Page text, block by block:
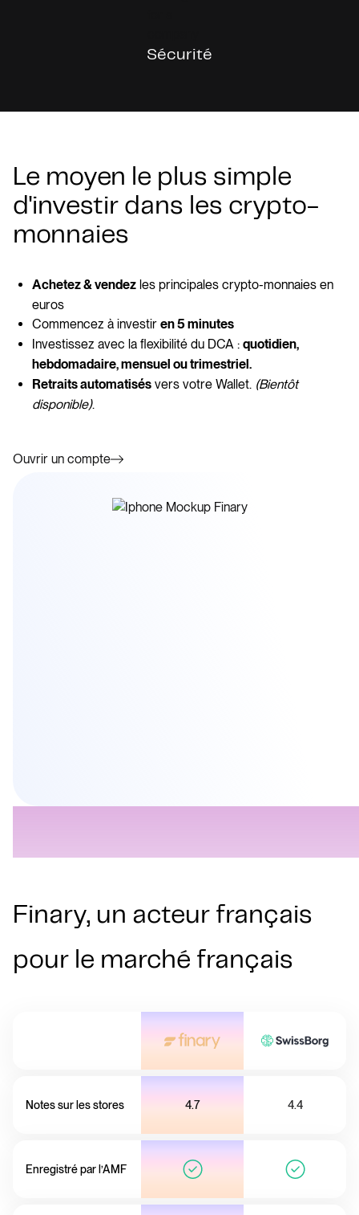
Sécurité
Le moyen le plus simple
d'investir dans les crypto-
monnaies
Achetez & vendez les principales crypto-monnaies en
euros
Commencez à investir en 5 minutes
Investissez avec la flexibilité du DCA : quotidien,
hebdomadaire, mensuel ou trimestriel.
Retraits automatisés vers votre Wallet. (Bientôt
disponible).
Ouvrir un compte
Finary, un acteur français
pour le marché français
Notes sur les stores 4.7 4.4
Enregistré par l’AMF